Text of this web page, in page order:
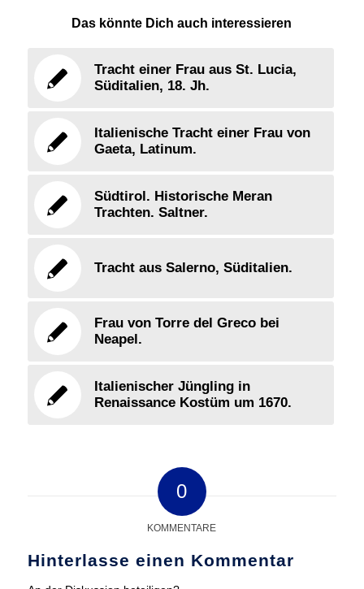
Das könnte Dich auch interessieren
Tracht einer Frau aus St. Lucia,
Süditalien, 18. Jh.
Italienische Tracht einer Frau von
Gaeta, Latinum.
Südtirol. Historische Meran
Trachten. Saltner.
Tracht aus Salerno, Süditalien.
Frau von Torre del Greco bei
Neapel.
Italienischer Jüngling in
Renaissance Kostüm um 1670.
0
KOMMENTARE
Hinterlasse einen Kommentar